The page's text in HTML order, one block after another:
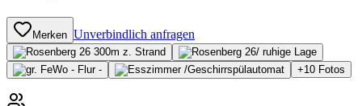
Merken Unverbindlich anfragen
+10 Fotos